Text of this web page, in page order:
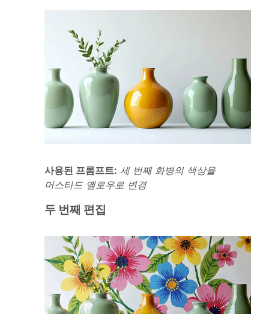
사용된 프롬프트: 세 번째 화병의 색상을
머스타드 옐로우로 변경
두 번째 편집